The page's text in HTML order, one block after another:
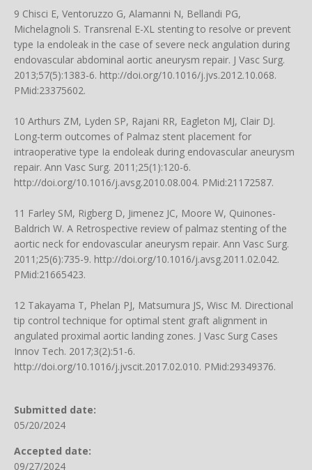
9 Chisci E, Ventoruzzo G, Alamanni N, Bellandi PG,
Michelagnoli S. Transrenal E-XL stenting to resolve or prevent
type Ia endoleak in the case of severe neck angulation during
endovascular abdominal aortic aneurysm repair. J Vasc Surg.
2013;57(5):1383-6. http://doi.org/10.1016/j.jvs.2012.10.068.
PMid:23375602.
10 Arthurs ZM, Lyden SP, Rajani RR, Eagleton MJ, Clair DJ.
Long-term outcomes of Palmaz stent placement for
intraoperative type Ia endoleak during endovascular aneurysm
repair. Ann Vasc Surg. 2011;25(1):120-6.
http://doi.org/10.1016/j.avsg.2010.08.004. PMid:21172587.
11 Farley SM, Rigberg D, Jimenez JC, Moore W, Quinones-
Baldrich W. A Retrospective review of palmaz stenting of the
aortic neck for endovascular aneurysm repair. Ann Vasc Surg.
2011;25(6):735-9. http://doi.org/10.1016/j.avsg.2011.02.042.
PMid:21665423.
12 Takayama T, Phelan PJ, Matsumura JS, Wisc M. Directional
tip control technique for optimal stent graft alignment in
angulated proximal aortic landing zones. J Vasc Surg Cases
Innov Tech. 2017;3(2):51-6.
http://doi.org/10.1016/j.jvscit.2017.02.010. PMid:29349376.
Submitted date:
05/20/2024
Accepted date:
09/27/2024